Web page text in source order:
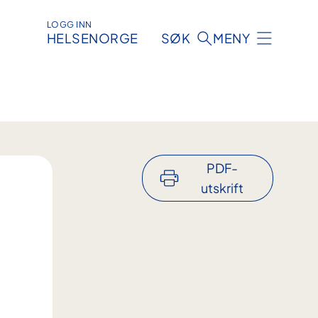
LOGG INN
HELSENORGE SØK MENY
PDF-
utskrift